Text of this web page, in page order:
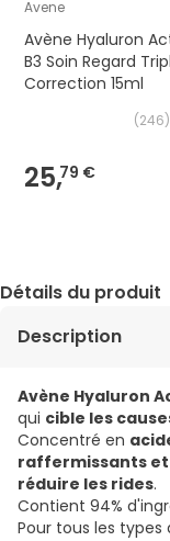
Avene
Avène Hyaluron
B3 Soin Regard
Correction 15ml
(246)
25,79 €
Détails du produit
Description
Avène Hyaluron
qui cible les
Concentré en
raffermissants
réduire les rides.
Contient 94%
Pour tous les types